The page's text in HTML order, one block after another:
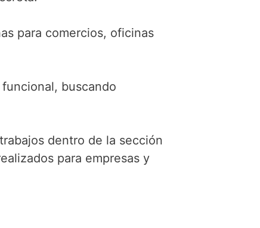
para comercios, oficinas
buscando
dentro de la sección
para empresas y